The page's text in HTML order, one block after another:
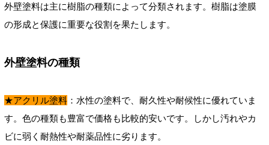
外壁塗料は主に樹脂の種類によって分類されます。樹脂は塗膜
の形成と保護に重要な役割を果たします。
外壁塗料の種類
★アクリル塗料 ：水性の塗料で、耐久性や耐候性に優れていま
す。色の種類も豊富で価格も比較的安いです。しかし汚れやカ
ビに弱く耐熱性や耐薬品性に劣ります。